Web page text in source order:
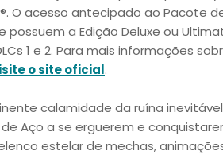
O acesso antecipado ao Pacote
possuem a Edição Deluxe ou
1 e 2. Para mais informações
o site oficial.
calamidade da ruína
Aço a se erguerem e
estelar de mechas,